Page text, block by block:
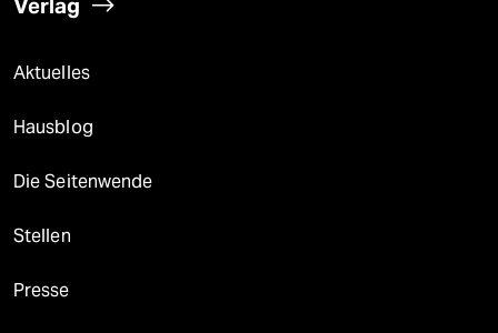
Verlag
Aktuelles
Hausblog
Die Seitenwende
Stellen
Presse